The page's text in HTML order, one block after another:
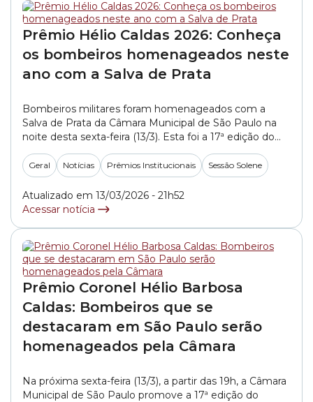
Prêmio Hélio Caldas 2026: Conheça
os bombeiros homenageados neste
ano com a Salva de Prata
Bombeiros militares foram homenageados com a
Salva de Prata da Câmara Municipal de São Paulo na
noite desta sexta-feira (13/3). Esta foi a 17ª edição do
Prêmio Coronel Hélio Barbosa Caldas. Criada
pela Resolução nº 6/2009, a premiação reconhece o
desempenho de cinco profissionais indicados pelo
Comando Geral da Polícia Militar. O prêmio reverencia
o Coronel... »
Geral Notícias Prêmios Institucionais Sessão Solene
Atualizado em 13/03/2026 - 21h52
Acessar notícia
Prêmio Coronel Hélio Barbosa
Caldas: Bombeiros que se
destacaram em São Paulo serão
homenageados pela Câmara
Na próxima sexta-feira (13/3), a partir das 19h, a Câmara
Municipal de São Paulo promove a 17ª edição do